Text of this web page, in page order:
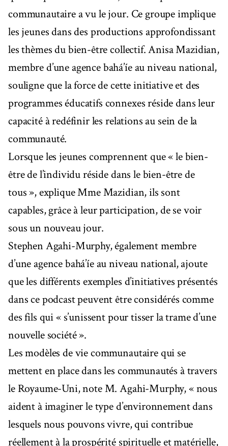
communautaire a vu le jour. Ce groupe implique
les jeunes dans des productions approfondissant
les thèmes du bien-être collectif. Anisa Mazidian,
membre d’une agence bahá’íe au niveau national,
souligne que la force de cette initiative et des
programmes éducatifs connexes réside dans leur
capacité à redéfinir les relations au sein de la
communauté.
Lorsque les jeunes comprennent que « le bien-
être de l’individu réside dans le bien-être de
tous », explique Mme Mazidian, ils sont
capables, grâce à leur participation, de se voir
sous un nouveau jour.
Stephen Agahi-Murphy, également membre
d’une agence bahá’íe au niveau national, ajoute
que les différents exemples d’initiatives présentés
dans ce podcast peuvent être considérés comme
des fils qui « s’unissent pour tisser la trame d’une
nouvelle société ».
Les modèles de vie communautaire qui se
mettent en place dans les communautés à travers
le Royaume-Uni, note M. Agahi-Murphy, « nous
aident à imaginer le type d’environnement dans
lesquels nous pouvons vivre, qui contribue
réellement à la prospérité spirituelle et matérielle,